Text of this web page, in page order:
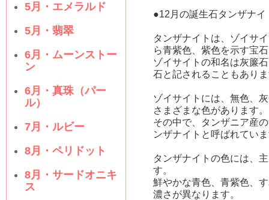
5月・エメラルド
5月・翡翠
6月・ムーンストー
ン
6月・真珠（パー
ル）
7月・ルビー
8月・ペリドット
8月・サードオニキ
ス
●12月の誕生石タンザナイ
タンザナイトは、ゾイサ
ら青紫色、紫色を示す宝
ゾイサイトの和名は灰簾
石と記されることもあり
ゾイサイトには、無色、
さまざまな色があります。
その中で、タンザニア産
ンザナイトと呼ばれてい
タンザナイトの色には、
す。
鮮やかな青色、青紫色、
濃さが異なります。